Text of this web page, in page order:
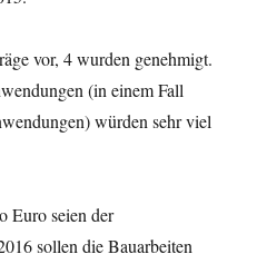
vor, 4 wurden genehmigt.
(in einem Fall
würden sehr viel
Euro seien der
sollen die Bauarbeiten